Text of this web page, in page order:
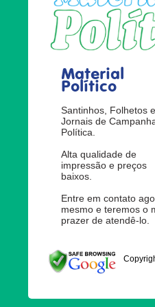
Material
Político
Santinhos, Folhetos e
Jornais de
Política.
Alta qualidade de
impressão e preços
baixos.
Entre em contato
mesmo e teremos o
prazer de atendê-lo.